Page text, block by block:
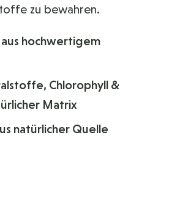
zu bewahren.
hochwertigem
Chlorophyll &
Matrix
natürlicher Quelle